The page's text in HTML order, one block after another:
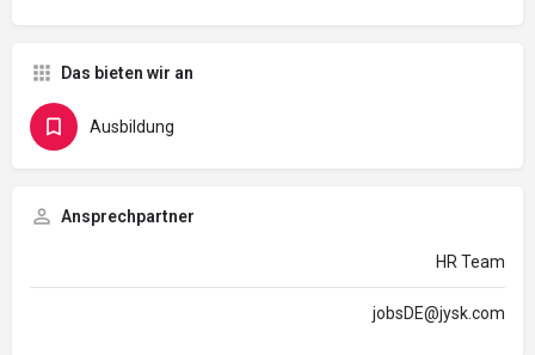
Das bieten wir an
Ausbildung
Ansprechpartner
HR Team
jobsDE@jysk.com